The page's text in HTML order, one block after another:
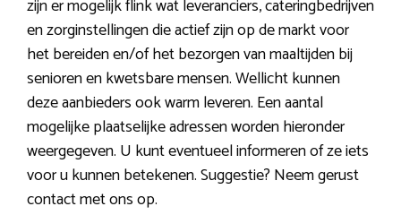
zijn er mogelijk flink wat leveranciers, cateringbedrijven
en zorginstellingen die actief zijn op de markt voor
het bereiden en/of het bezorgen van maaltijden bij
senioren en kwetsbare mensen. Wellicht kunnen
deze aanbieders ook warm leveren. Een aantal
mogelijke plaatselijke adressen worden hieronder
weergegeven. U kunt eventueel informeren of ze iets
voor u kunnen betekenen. Suggestie? Neem gerust
contact met ons op.